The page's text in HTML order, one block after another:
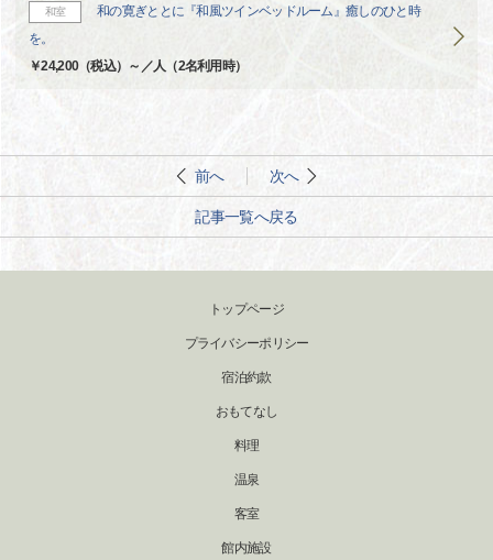
和室
和の寛ぎととに『和風ツインベッドルーム』癒しのひと時
を。
￥24,200（税込）～／人（2名利用時）
前へ 次へ
記事一覧へ戻る
トップページ
プライバシーポリシー
宿泊約款
おもてなし
料理
温泉
客室
館内施設